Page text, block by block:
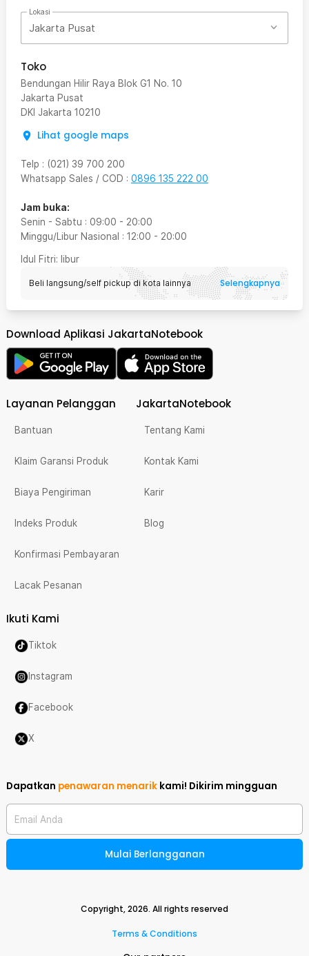
Lokasi
Jakarta Pusat
Toko
Bendungan Hilir Raya Blok G1 No. 10
Jakarta Pusat
DKI Jakarta 10210
Lihat google maps
Telp : (021) 39 700 200
Whatsapp Sales / COD : 0896 135 222 00
Jam buka:
Senin - Sabtu : 09:00 - 20:00
Minggu/Libur Nasional : 12:00 - 20:00
Idul Fitri: libur
Beli langsung/self pickup di kota lainnya Selengkapnya
Download Aplikasi JakartaNotebook
Layanan Pelanggan
Bantuan
Klaim Garansi Produk
Biaya Pengiriman
Indeks Produk
Konfirmasi Pembayaran
Lacak Pesanan
JakartaNotebook
Tentang Kami
Kontak Kami
Karir
Blog
Ikuti Kami
Tiktok
Instagram
Facebook
X
Dapatkan penawaran menarik kami! Dikirim mingguan
Email Anda
Mulai Berlangganan
Copyright,2026. All rights reserved
Terms & Conditions